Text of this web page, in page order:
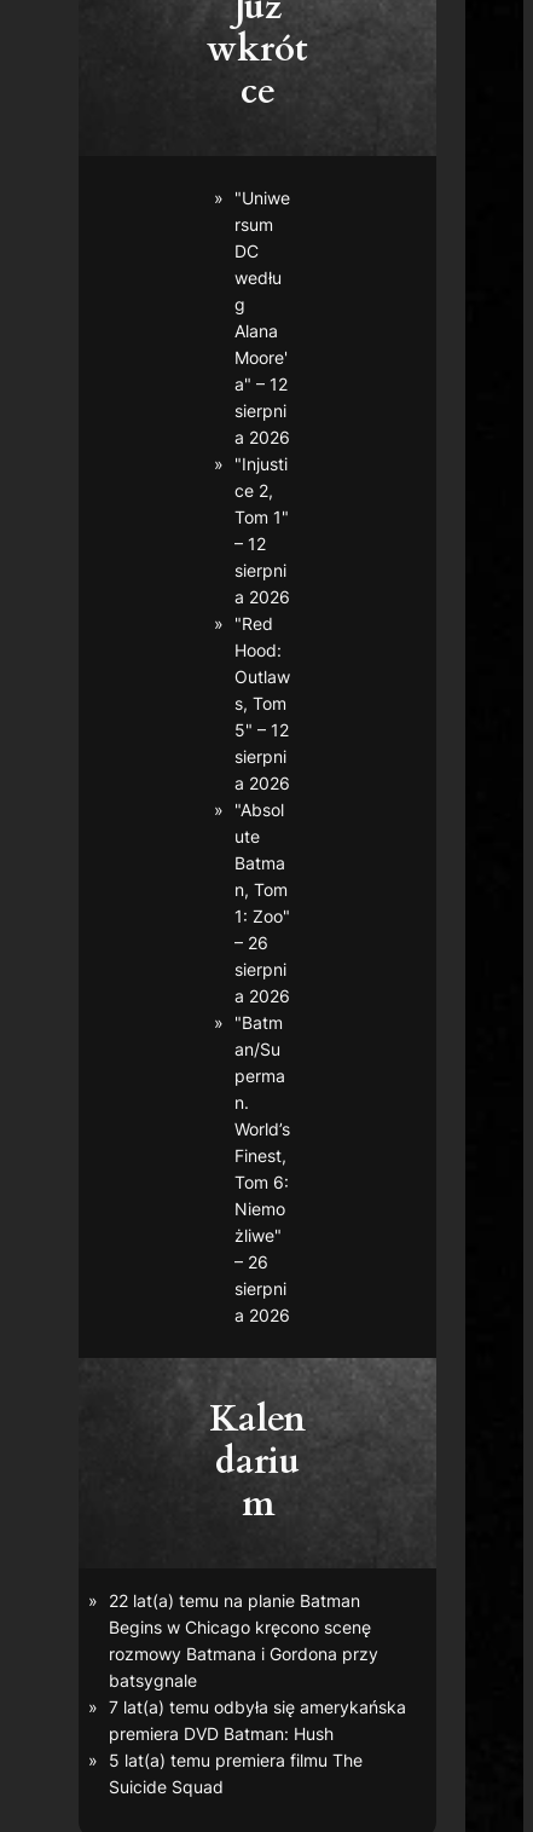
wkrót
ce
"Uniwe
rsum
DC
wedłu
g
Alana
Moore'
a" – 12
sierpni
a 2026
"Injusti
ce 2,
Tom 1"
– 12
sierpni
a 2026
"Red
Hood:
Outlaw
s, Tom
5" – 12
sierpni
a 2026
"Absol
ute
Batma
n, Tom
1: Zoo"
– 26
sierpni
a 2026
"Batm
an/Su
perma
n.
World’s
Finest,
Tom 6:
Niemo
żliwe"
– 26
sierpni
a 2026
Kalen
dariu
m
22 lat(a) temu na planie Batman
Begins w Chicago kręcono scenę
rozmowy Batmana i Gordona przy
batsygnale
7 lat(a) temu odbyła się amerykańska
premiera DVD Batman: Hush
5 lat(a) temu premiera filmuThe
Suicide Squad